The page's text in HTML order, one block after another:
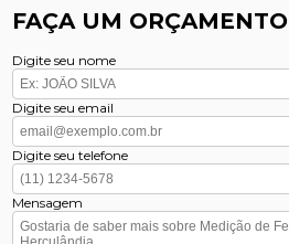
FAÇA UM ORÇAMENTO
Digite seu nome
Digite seu email
Digite seu telefone
Mensagem